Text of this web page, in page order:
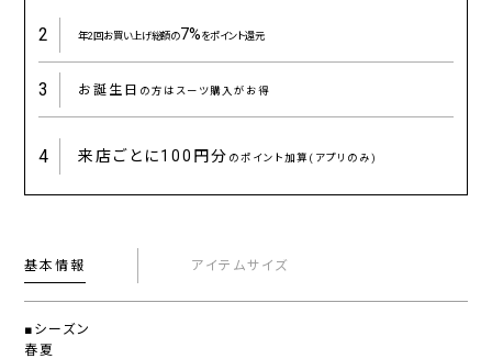
2 年2回お買い上げ総額の7%をポイント還元
3 お誕生日 の方はスーツ購入がお得
4 来店ごとに100円分 のポイント加算(アプリのみ)
基本情報 アイテムサイズ
■シーズン
春夏